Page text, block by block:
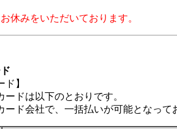
休みをいただいております。
ド】
ードは以下のとおりです。
ード会社で、一括払いが可能となって